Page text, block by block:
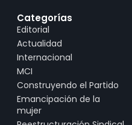
Categorías
Editorial
Actualidad
Internacional
MCI
Construyendo el Partido
Emancipación de la
mujer